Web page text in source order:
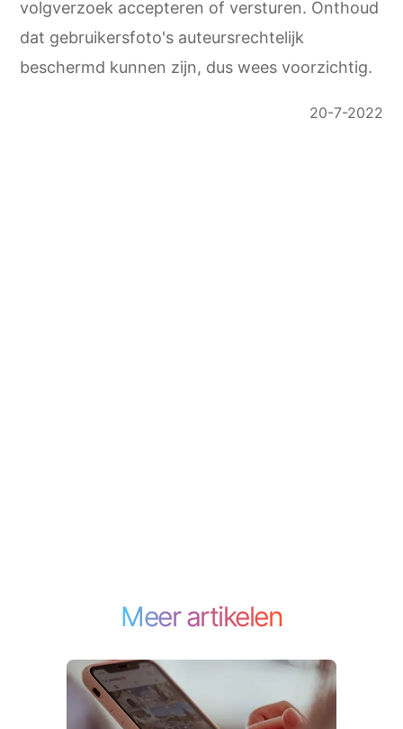
volgverzoek accepteren of versturen. Onthoud
dat gebruikersfoto's auteursrechtelijk
beschermd kunnen zijn, dus wees voorzichtig.
20-7-2022
Meer artikelen